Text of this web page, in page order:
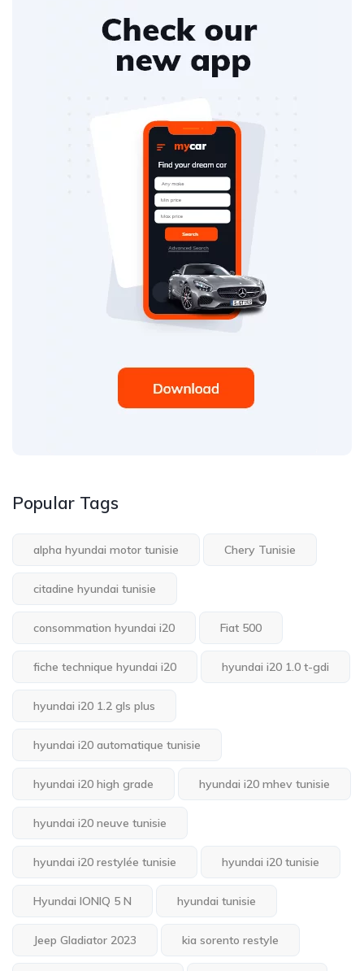
Popular Tags
alpha hyundai motor tunisie Chery Tunisie
citadine hyundai tunisie
consommation hyundai i20 Fiat 500
fiche technique hyundai i20 hyundai i20 1.0 t-gdi
hyundai i20 1.2 gls plus
hyundai i20 automatique tunisie
hyundai i20 high grade hyundai i20 mhev tunisie
hyundai i20 neuve tunisie
hyundai i20 restylée tunisie hyundai i20 tunisie
Hyundai IONIQ 5 N hyundai tunisie
Jeep Gladiator 2023 kia sorento restyle